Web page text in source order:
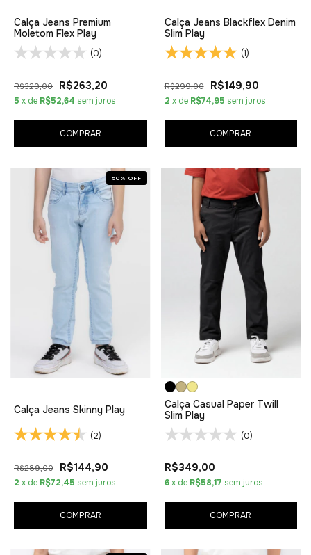
Calça Jeans Premium
Moletom Flex Play
(0)
R$329,00 R$263,20
5 x de R$52,64 sem juros
COMPRAR
Calça Jeans Blackflex Denim
Slim Play
(1)
R$299,00 R$149,90
2 x de R$74,95 sem juros
COMPRAR
50 % OFF
Calça Jeans Skinny Play
(2)
R$289,00 R$144,90
2 x de R$72,45 sem juros
COMPRAR
Calça Casual Paper Twill
Slim Play
(0)
R$349,00
6 x de R$58,17 sem juros
COMPRAR